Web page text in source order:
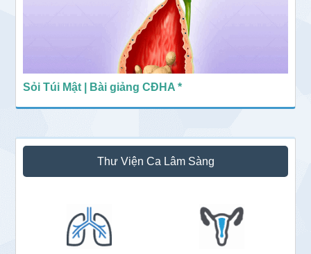
Sỏi Túi Mật | Bài giảng CĐHA *
Thư Viện Ca Lâm Sàng